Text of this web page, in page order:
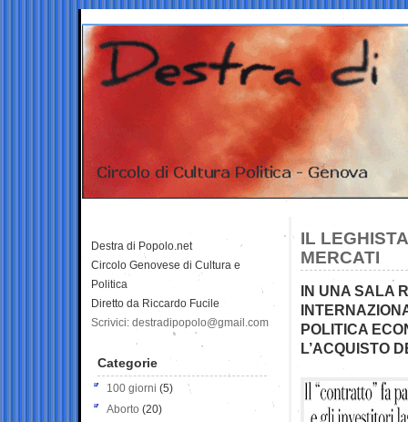
IL
MERCATI
IN UNA SALA
POLITICA
L’ACQUISTO
Destra di Popolo.net
Circolo Genovese di Cultura e
Politica
Diretto da Riccardo Fucile
Scrivici: destradipopolo@gmail.com
Categorie
100 giorni (5)
Aborto (20)